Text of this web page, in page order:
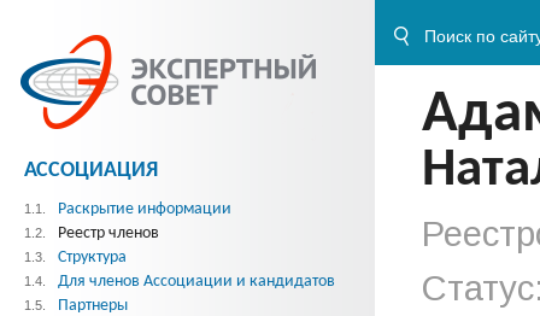
АССОЦИАЦИЯ
1.1. Раскрытие информации
1.2. Реестр членов
1.3. Структура
1.4. Для членов Ассоциации и кандидатов
1.5. Партнеры